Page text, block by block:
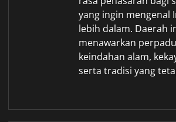
yang ingin mengenal
lebih dalam. Daerah
menawarkan
keindahan alam,
serta tradisi yang